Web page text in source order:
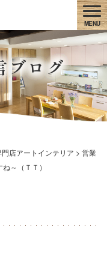
ブログ
店アートインテリア > 営業
～（ＴＴ）